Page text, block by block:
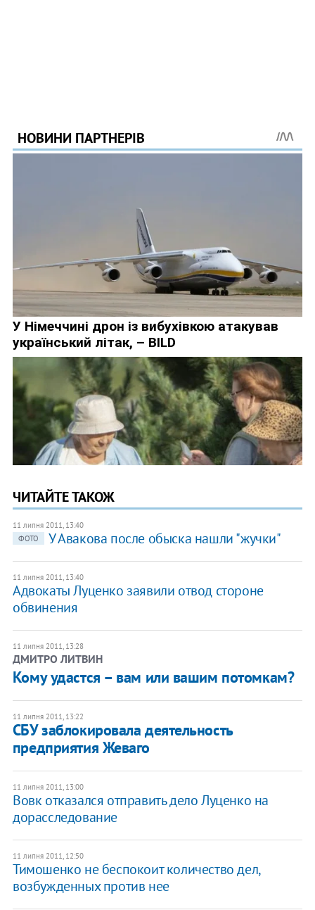
ЧИТАЙТЕ ТАКОЖ
11 липня 2011, 13:40
ФОТО
У Авакова после обыска нашли "жучки"
11 липня 2011, 13:40
Адвокаты Луценко заявили отвод стороне
обвинения
11 липня 2011, 13:28
ДМИТРО ЛИТВИН
Кому удастся – вам или вашим потомкам?
11 липня 2011, 13:22
СБУ заблокировала деятельность
предприятия Жеваго
11 липня 2011, 13:00
Вовк отказался отправить дело Луценко на
дорасследование
11 липня 2011, 12:50
Тимошенко не беспокоит количество дел,
возбужденных против нее